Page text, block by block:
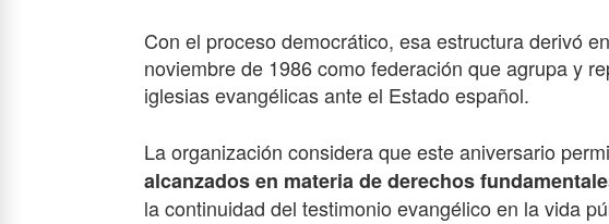
Con el proceso democrático, esa estructura derivó
noviembrede 1986como federación que agrupa y
iglesias evangélicas ante el Estado español.
La organización considera que este aniversario
alcanzados en materia de derechos
la continuidad del testimonio evangélico en la vida